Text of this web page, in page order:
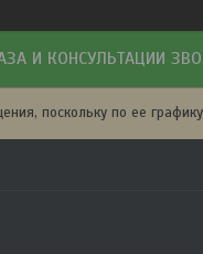
И КОНСУЛЬТАЦИИ
поскольку по ее